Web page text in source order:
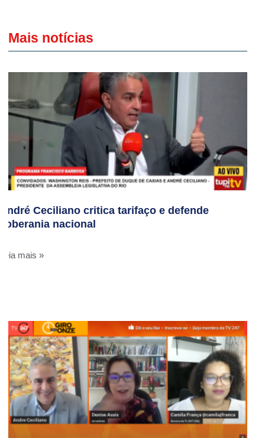
Mais notícias
André Ceciliano critica tarifaço e defende
soberania nacional
Leia mais »